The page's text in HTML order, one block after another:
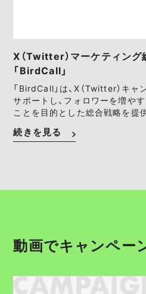
X（Twitter）マーケティング
「BirdCall」
「BirdCall」は、X（Twitter）キャ
サポートし、フォロワーを増や
ことを目的とした総合戦略を提
続きを見る
動画でキャンペー